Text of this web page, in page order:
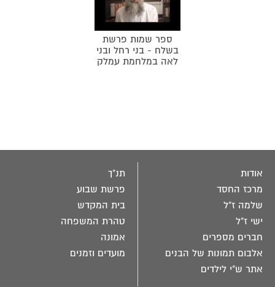
ספר שמות פרשת
בשלח - בני רחל ובני
לאה במלחמת עמלק
אודות
מרכז החסד
שלמה ז"ל
ישי ז"ל
חברים מספרים
אלבום תמונות של הבנים
אתר ש"י לילדים
תנ"ך
פרשת שבוע
בית המקדש
טהרת המשפחה
אמונה
מועדים וזמנים